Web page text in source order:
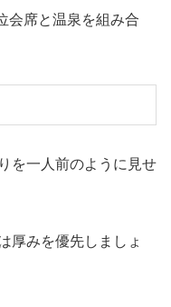
会席と温泉を組み合
を一人前のように見せ
厚みを優先しましょ